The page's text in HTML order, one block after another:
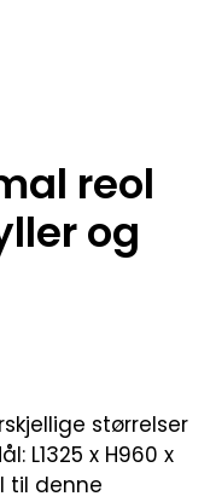
reol
og
størrelser
L1325 x H960 x
til denne